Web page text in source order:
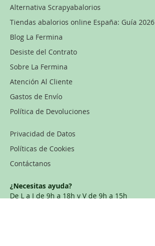
Alternativa Scrapyabalorios
Tiendas abalorios online España: Guía 2026
Blog La Fermina
Desiste del Contrato
Sobre La Fermina
Atención Al Cliente
Gastos de Envío
Política de Devoluciones
Privacidad de Datos
Políticas de Cookies
Contáctanos
¿Necesitas ayuda?
De L a J de 9h a 18h y V de 9h a 15h